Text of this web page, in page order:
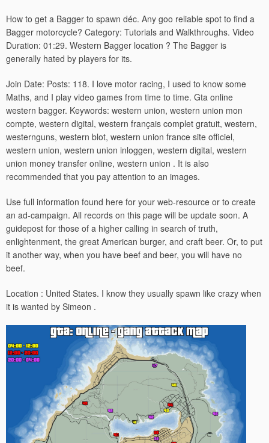
How to get a Bagger to spawn déc. Any goo reliable spot to find a
Bagger motorcycle? Category: Tutorials and Walkthroughs. Video
Duration: 01:29. Western Bagger location ? The Bagger is
generally hated by players for its.
Join Date: Posts: 118. I love motor racing, I used to know some
Maths, and I play video games from time to time. Gta online
western bagger. Keywords: western union, western union mon
compte, western digital, western français complet gratuit, western,
westernguns, western blot, western union france site officiel,
western union, western union inloggen, western digital, western
union money transfer online, western union . It is also
recommended that you pay attention to an images.
Use full information found here for your web-resource or to create
an ad-campaign. All records on this page will be update soon. A
guidepost for those of a higher calling in search of truth,
enlightenment, the great American burger, and craft beer. Or, to put
it another way, when you have beef and beer, you will have no
beef.
Location : United States. I know they usually spawn like crazy when
it is wanted by Simeon .